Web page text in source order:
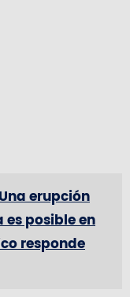
erupción
posible en
responde